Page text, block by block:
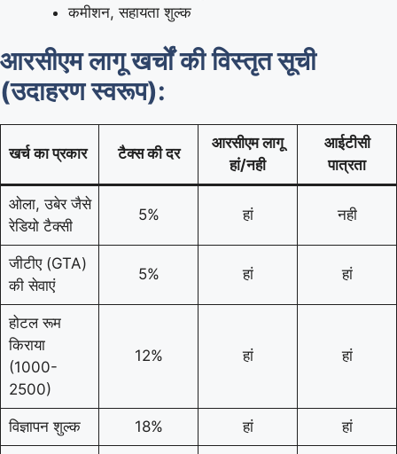
कमीशन, सहायता शुल्क
आरसीएम लागू खर्चों की विस्तृत सूची
(उदाहरण स्वरूप):
खर्च का प्रकार टैक्स की दर
आरसीएम लागू
हां/नही
आईटीसी
पात्रता
ओला, उबेर जैसे
रेडियो टैक्सी
5% हां नही
जीटीए (GTA)
की सेवाएं
5% हां हां
होटल रूम
किराया
(1000-
2500)
12% हां हां
विज्ञापन शुल्क 18% हां हां